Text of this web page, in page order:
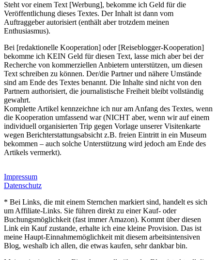
Steht vor einem Text [Werbung], bekomme ich Geld für die
Veröffentlichung dieses Textes. Der Inhalt ist dann vom
Auftraggeber autorisiert (enthält aber trotzdem meinen
Enthusiasmus).
Bei [redaktionelle Kooperation] oder [Reiseblogger-Kooperation]
bekomme ich KEIN Geld für diesen Text, lasse mich aber bei der
Recherche von kommerziellen Anbietern unterstützen, um diesen
Text schreiben zu können. Der/die Partner und nähere Umstände
sind am Ende des Textes benannt. Die Inhalte sind nicht von den
Partnern authorisiert, die journalistische Freiheit bleibt vollständig
gewahrt.
Komplette Artikel kennzeichne ich nur am Anfang des Textes, wenn
die Kooperation umfassend war (NICHT aber, wenn wir auf einem
individuell organisierten Trip gegen Vorlage unserer Visitenkarte
wegen Berichterstattungsabsicht z.B. freien Eintritt in ein Museum
bekommen – auch solche Unterstützung wird jedoch am Ende des
Artikels vermerkt).
Impressum
Datenschutz
* Bei Links, die mit einem Sternchen markiert sind, handelt es sich
um Affiliate-Links. Sie führen direkt zu einer Kauf- oder
Buchungsmöglichkeit (fast immer Amazon). Kommt über diesen
Link ein Kauf zustande, erhalte ich eine kleine Provision. Das ist
meine Haupt-Einnahmemöglichkeit mit diesem arbeitsintensiven
Blog, weshalb ich allen, die etwas kaufen, sehr dankbar bin.